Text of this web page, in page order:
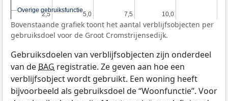
2,5
2,5 5,0
5,0 7,5
7,5 10,0
10,0
Overige gebruiksfunctie
Overige gebruiksfunctie
Bovenstaande grafiek toont het aantal verblijfsobjecten per
gebruiksdoel voor de Groot Cromstrijensedijk.
Gebruiksdoelen van verblijfsobjecten zijn onderdeel
van de BAG registratie. Ze geven aan hoe een
verblijfsobject wordt gebruikt. Een woning heeft
bijvoorbeeld als gebruiksdoel de “Woonfunctie”. Voor